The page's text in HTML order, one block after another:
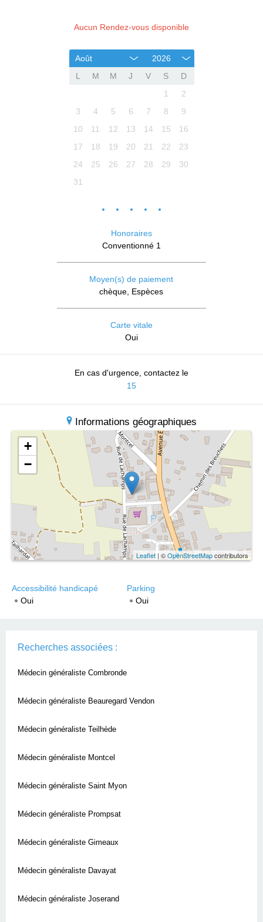
Aucun Rendez-vous disponible
Août
2026
L
M M J V S
D
1
2
3
4 5 6 7 8
9
10
11 12 13 14 15
16
17
18 19 20 21 22
23
24
25 26 27 28 29
30
31
Honoraires
Conventionné 1
Moyen(s) de paiement
chèque, Espèces
Carte vitale
Oui
En cas d'urgence, contactez le
15
Informations géographiques
+
−
Leaflet | ©OpenStreetMapcontributors
Accessibilité handicapé
Oui
Parking
Oui
Recherches associées :
Médecin généraliste Combronde
Médecin généraliste Beauregard Vendon
Médecin généraliste Teilhède
Médecin généraliste Montcel
Médecin généraliste Saint Myon
Médecin généraliste Prompsat
Médecin généraliste Gimeaux
Médecin généraliste Davayat
Médecin généraliste Joserand